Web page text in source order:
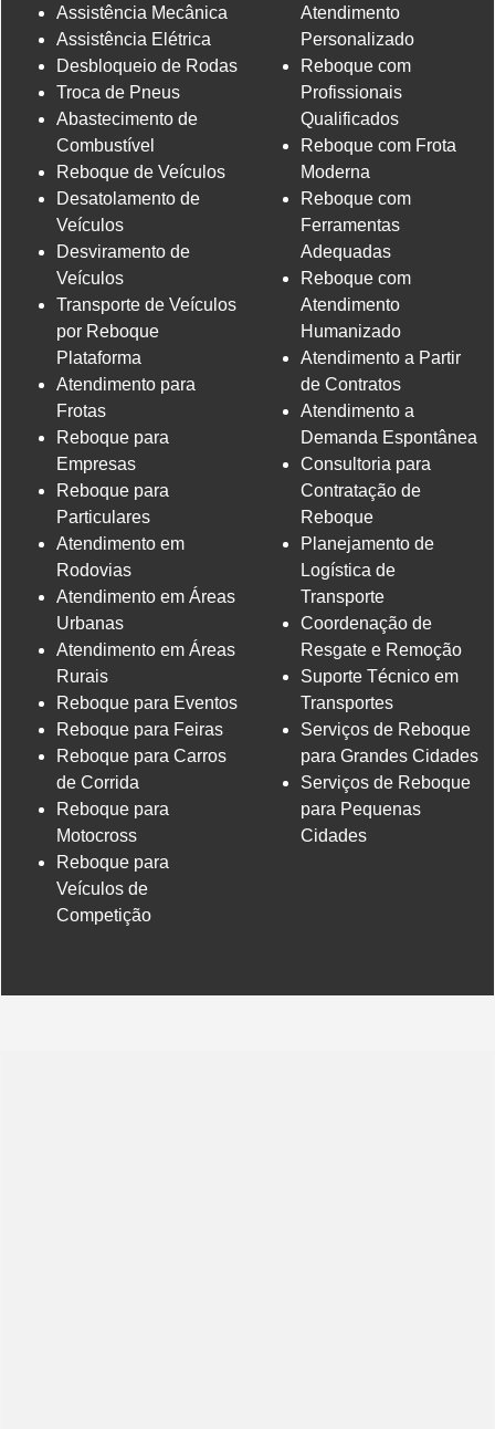
Assistência Mecânica
Assistência Elétrica
Desbloqueio de Rodas
Troca de Pneus
Abastecimento de
Combustível
Reboque de Veículos
Desatolamento de
Veículos
Desviramento de
Veículos
Transporte de Veículos
por Reboque
Plataforma
Atendimento para
Frotas
Reboque para
Empresas
Reboque para
Particulares
Atendimento em
Rodovias
Atendimento em Áreas
Urbanas
Atendimento em Áreas
Rurais
Reboque para Eventos
Reboque para Feiras
Reboque para Carros
de Corrida
Reboque para
Motocross
Reboque para
Veículos de
Competição
Atendimento
Personalizado
Reboque com
Profissionais
Qualificados
Reboque com Frota
Moderna
Reboque com
Ferramentas
Adequadas
Reboque com
Atendimento
Humanizado
Atendimento a Partir
de Contratos
Atendimento a
Demanda Espontânea
Consultoria para
Contratação de
Reboque
Planejamento de
Logística de
Transporte
Coordenação de
Resgate e Remoção
Suporte Técnico em
Transportes
Serviços de Reboque
para Grandes Cidades
Serviços de Reboque
para Pequenas
Cidades